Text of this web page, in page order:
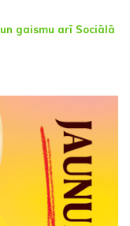
gaismu arī Sociālā